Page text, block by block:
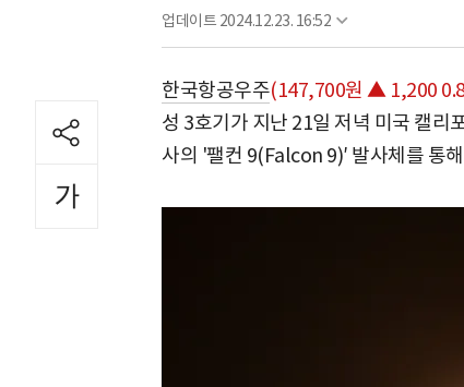
업데이트 2024.12.23. 16:52
한국항공우주(147,700원 ▲ 1,200
성 3호기가 지난 21일 저녁 미국 캘리
사의 '팰컨 9(Falcon 9)′ 발사체를 통